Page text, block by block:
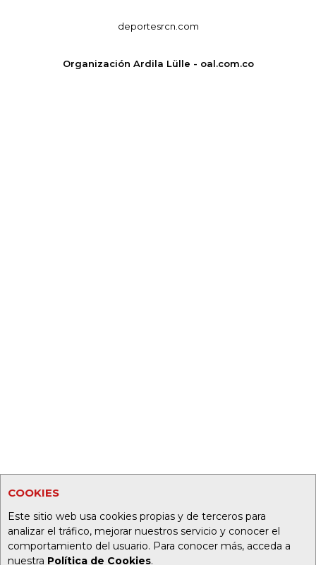
COOKIES
Este sitio web usa cookies propias y de terceros para
analizar el tráfico, mejorar nuestros servicio y conocer el
comportamiento del usuario. Para conocer más, acceda a
nuestra Política de Cookies.
deportesrcn.com
Organización Ardila Lülle - oal.com.co